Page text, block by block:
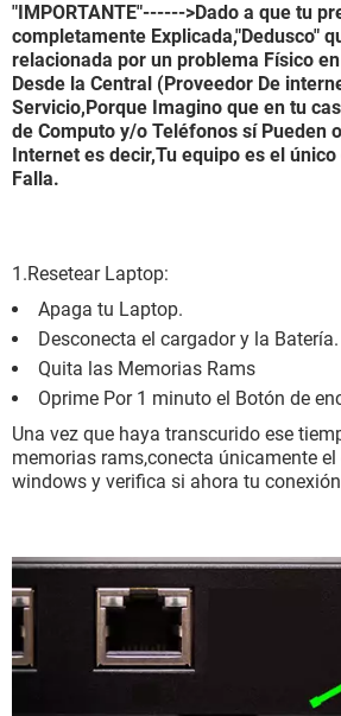
"IMPORTANTE"------>Dado a que tu
completamente Explicada,"Dedusco"
relacionada por un problema Físico
Desde la Central (Proveedor De
Servicio,Porque Imagino que en tu
de Computo y/o Teléfonos sí Pueden
Internet es decir,Tu equipo es el
Falla.
1.Resetear Laptop:
Apaga tu Laptop.
Desconecta el cargador y la Batería.
Quita las Memorias Rams
Oprime Por 1 minuto el Botón de
Una vez que haya transcurido ese
memorias rams,conecta únicamente el
windows y verifica si ahora tu